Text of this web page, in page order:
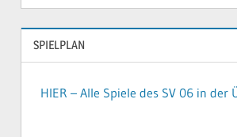
SPIELPLAN
HIER – Alle Spiele des SV 06 in der